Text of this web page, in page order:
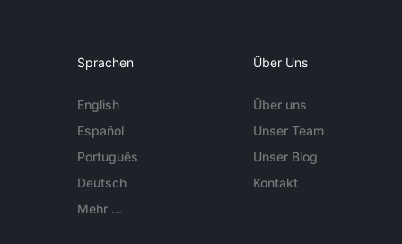
Sprachen
English
Español
Português
Deutsch
Mehr ...
Über Uns
Über uns
Unser Team
Unser Blog
Kontakt